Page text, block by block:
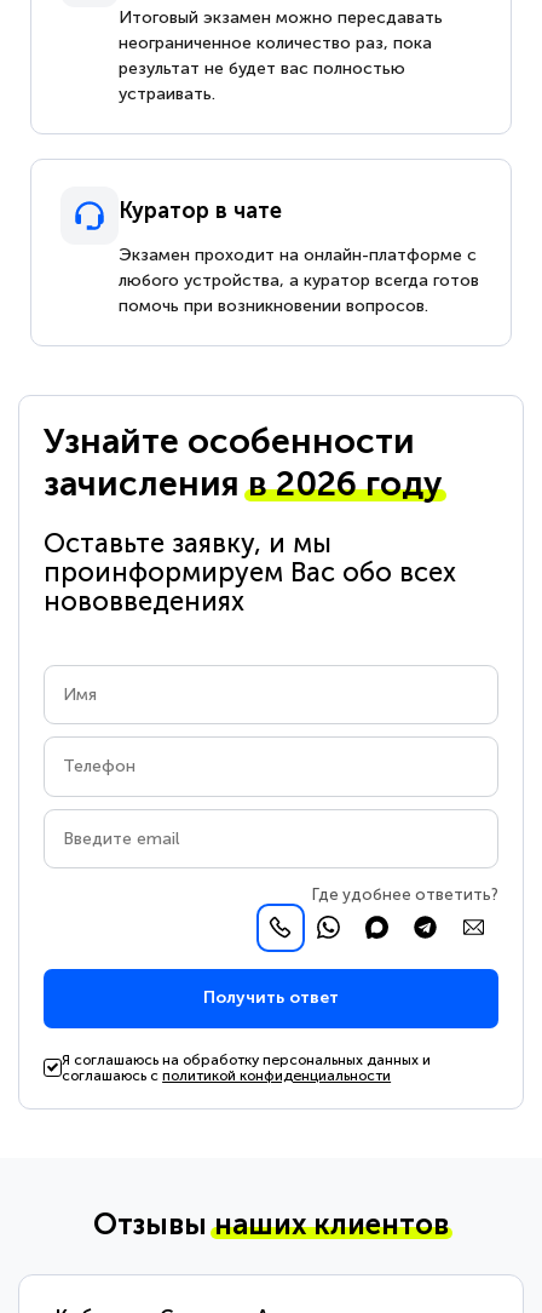
Итоговый экзамен можно пересдавать
неограниченное количество раз, пока
результат не будет вас полностью
устраивать.
Куратор в чате
Экзамен проходит на онлайн-платформе с
любого устройства, а куратор всегда готов
помочь при возникновении вопросов.
Узнайте особенности
зачисленияв 2026 году
Оставьте заявку, и мы
проинформируем Вас обо всех
нововведениях
Где удобнее ответить?
Получить ответ
Я соглашаюсь на обработку персональных данных и
соглашаюсь сполитикой конфиденциальности
Отзывынаших клиентов